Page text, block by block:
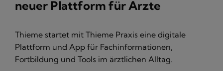
neuer Plattform für Ärzte
Thieme startet mit Thieme Praxis eine digitale
Plattform und App für Fachinformationen,
Fortbildung und Tools im ärztlichen Alltag.